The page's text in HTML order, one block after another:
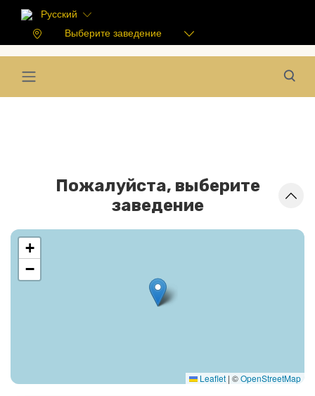
Русский
Выберите заведение
Пожалуйста, выберите
заведение
+
−
Leaflet | ©OpenStreetMap